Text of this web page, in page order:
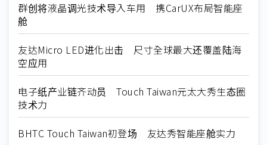
群创将液晶调光技术导入车用 携CarUX布局智能座
舱
友达Micro LED进化出击 尺寸全球最大还覆盖陆海
空应用
电子纸产业链齐动员 Touch Taiwan元太大秀生态圈
技术力
BHTC Touch Taiwan初登场 友达秀智能座舱实力